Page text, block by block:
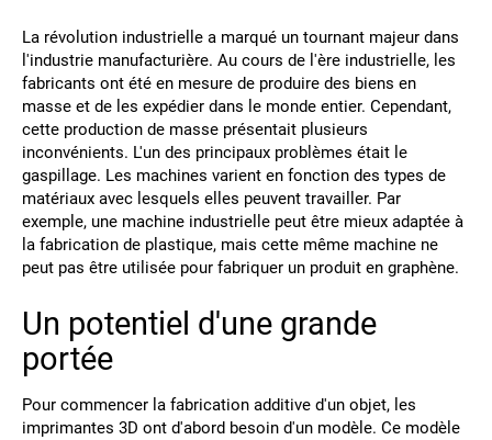
La révolution industrielle a marqué un tournant majeur dans
l'industrie manufacturière. Au cours de l'ère industrielle, les
fabricants ont été en mesure de produire des biens en
masse et de les expédier dans le monde entier. Cependant,
cette production de masse présentait plusieurs
inconvénients. L'un des principaux problèmes était le
gaspillage. Les machines varient en fonction des types de
matériaux avec lesquels elles peuvent travailler. Par
exemple, une machine industrielle peut être mieux adaptée à
la fabrication de plastique, mais cette même machine ne
peut pas être utilisée pour fabriquer un produit en graphène.
Un potentiel d'une grande
portée
Pour commencer la fabrication additive d'un objet, les
imprimantes 3D ont d'abord besoin d'un modèle. Ce modèle